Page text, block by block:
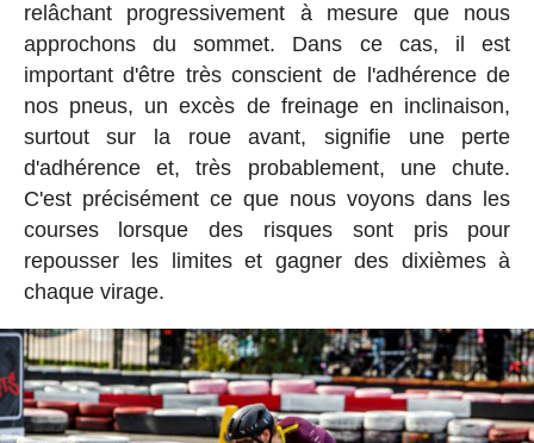
relâchant progressivement à mesure que nous
approchons du sommet. Dans ce cas, il est
important d'être très conscient de l'adhérence de
nos pneus, un excès de freinage en inclinaison,
surtout sur la roue avant, signifie une perte
d'adhérence et, très probablement, une chute.
C'est précisément ce que nous voyons dans les
courses lorsque des risques sont pris pour
repousser les limites et gagner des dixièmes à
chaque virage.